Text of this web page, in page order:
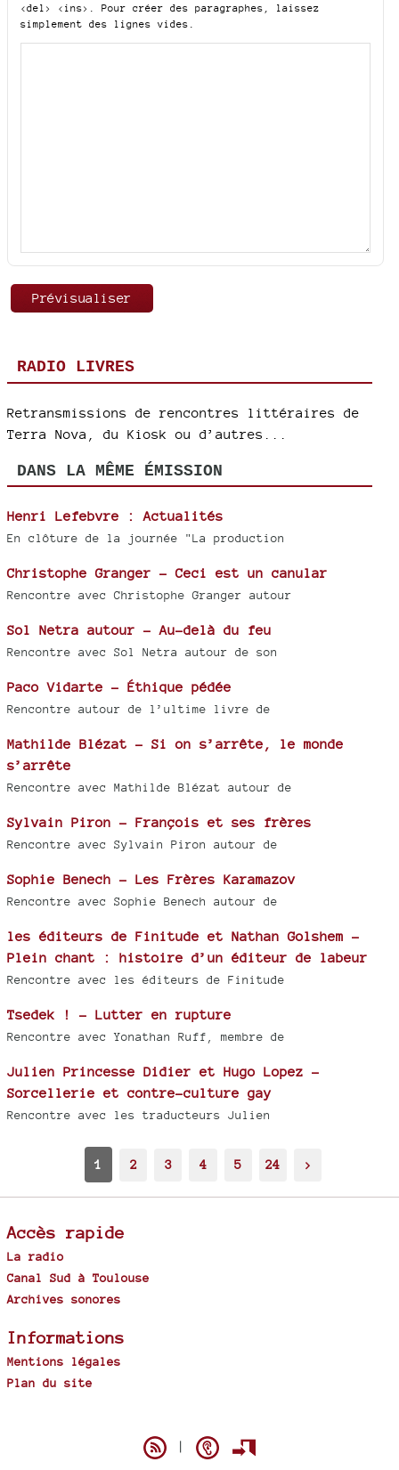
<del> <ins>
. Pour créer des paragraphes, laissez
simplement des lignes vides.
RADIO LIVRES
Retransmissions de rencontres littéraires de
Terra Nova, du Kiosk ou d’autres...
DANS LA MÊME ÉMISSION
Henri Lefebvre : Actualités
En clôture de la journée "La production
Christophe Granger - Ceci est un canular
Rencontre avec Christophe Granger autour
Sol Netra autour - Au-delà du feu
Rencontre avec Sol Netra autour de son
Paco Vidarte - Éthique pédée
Rencontre autour de l’ultime livre de
Mathilde Blézat - Si on s’arrête, le monde
s’arrête
Rencontre avec Mathilde Blézat autour de
Sylvain Piron - François et ses frères
Rencontre avec Sylvain Piron autour de
Sophie Benech - Les Frères Karamazov
Rencontre avec Sophie Benech autour de
les éditeurs de Finitude et Nathan Golshem -
Plein chant : histoire d’un éditeur de labeur
Rencontre avec les éditeurs de Finitude
Tsedek ! - Lutter en rupture
Rencontre avec Yonathan Ruff, membre de
Julien Princesse Didier et Hugo Lopez -
Sorcellerie et contre-culture gay
Rencontre avec les traducteurs Julien
1 2 3 4 5 24 >
Accès rapide
La radio
Canal Sud à Toulouse
Archives sonores
Informations
Mentions légales
Plan du site
|